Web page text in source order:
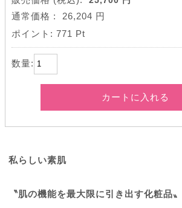
通常価格 :
26,204 円
ポイント:771 Pt
数量:
カートに入れる
私らしい素肌
〝肌の機能を最大限に引き出す化粧品〟